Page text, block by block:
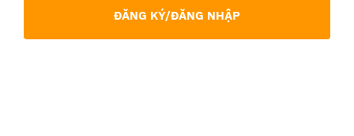
ĐĂNG KÝ/ĐĂNG NHẬP